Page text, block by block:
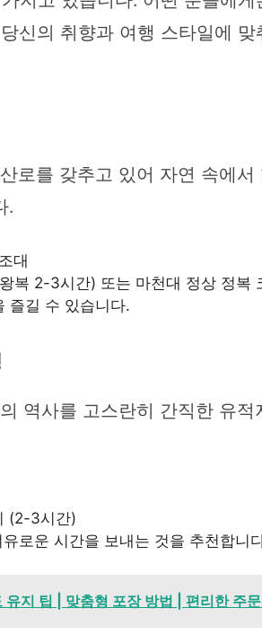
신의 취향과 여행 스타일에
로를 갖추고 있어 자연 속에
.
대
복 2-3시간) 또는 마천대 정상 정복
즐길 수 있습니다.
역사를 고스란히 간직한 유
(2-3시간)
로운 시간을 보내는 것을 추천합니
지 팁 | 맞춤형 포장 방법 | 편리한 주